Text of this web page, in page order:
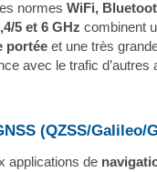
normesWiFi,
5 et 6 GHz combinent
portée et une très
avec le trafic d’autres
(QZSS/Galileo/
applications de